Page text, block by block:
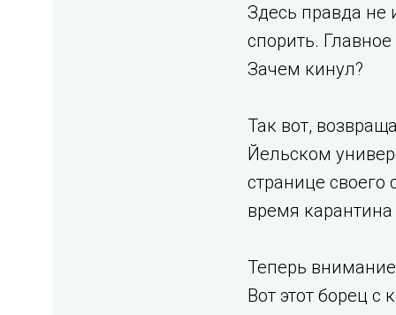
Здесь правда не
спорить.
Зачем кинул?
Так вот,
Йельском
странице
время
Теперь
Вот этот борец